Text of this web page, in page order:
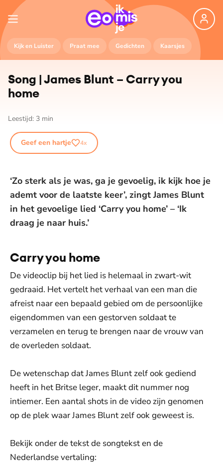
Kijk en Luister Praat mee Gedichten Kaarsjes
Song | James Blunt – Carry you
home
Leestijd: 3 min
Geef een hartje 4x
‘Zo sterk als je was, ga je gevoelig, ik kijk hoe je
ademt voor de laatste keer’, zingt James Blunt
in het gevoelige lied ‘Carry you home’ – ‘Ik
draag je naar huis.’
Carry you home
De videoclip bij het lied is helemaal in zwart-wit
gedraaid. Het vertelt het verhaal van een man die
afreist naar een bepaald gebied om de persoonlijke
eigendommen van een gestorven soldaat te
verzamelen en terug te brengen naar de vrouw van
de overleden soldaat.
De wetenschap dat James Blunt zelf ook gediend
heeft in het Britse leger, maakt dit nummer nog
intiemer. Een aantal shots in de video zijn genomen
op de plek waar James Blunt zelf ook geweest is.
Bekijk onder de tekst de songtekst en de
Nederlandse vertaling:
De weergave van deze video vereist jouw